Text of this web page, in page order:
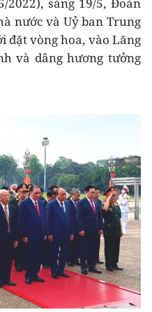
nước và Uỷ ban Trung
đặt vòng hoa, vào Lăng
và dâng hương tưởng